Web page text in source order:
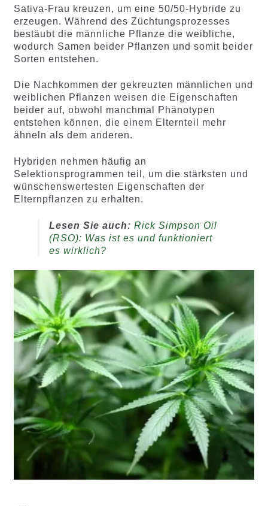
Sativa-Frau kreuzen, um eine 50/50-Hybride zu
erzeugen. Während des Züchtungsprozesses
bestäubt die männliche Pflanze die weibliche,
wodurch Samen beider Pflanzen und somit beider
Sorten entstehen.
Die Nachkommen der gekreuzten männlichen und
weiblichen Pflanzen weisen die Eigenschaften
beider auf, obwohl manchmal Phänotypen
entstehen können, die einem Elternteil mehr
ähneln als dem anderen.
Hybriden nehmen häufig an
Selektionsprogrammen teil, um die stärksten und
wünschenswertesten Eigenschaften der
Elternpflanzen zu erhalten.
Lesen Sie auch: Rick Simpson Oil
(RSO): Was ist es und funktioniert
es wirklich?